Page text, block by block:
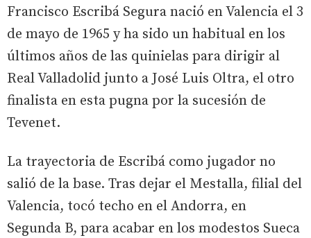
Francisco Escribá Segura nació en Valencia el 3
de mayo de 1965 y ha sido un habitual en los
últimos años de las quinielas para dirigir al
Real Valladolid junto a José Luis Oltra, el otro
finalista en esta pugna por la sucesión de
Tevenet.
La trayectoria de Escribá como jugador no
salió de la base. Tras dejar el Mestalla, filial del
Valencia, tocó techo en el Andorra, en
Segunda B, para acabar en los modestos Sueca